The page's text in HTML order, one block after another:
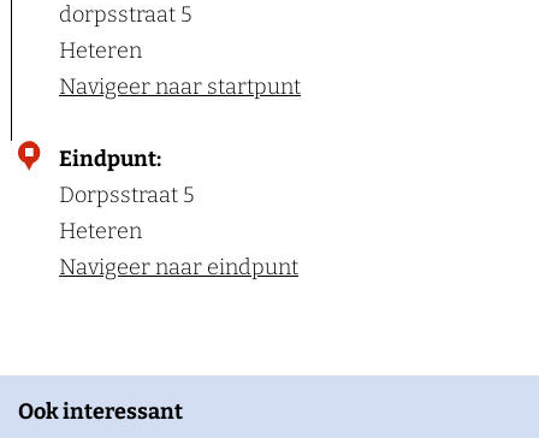
dorpsstraat 5
Heteren
Navigeer naar startpunt
Eindpunt:
Dorpsstraat 5
Heteren
Navigeer naar eindpunt
Ook interessant